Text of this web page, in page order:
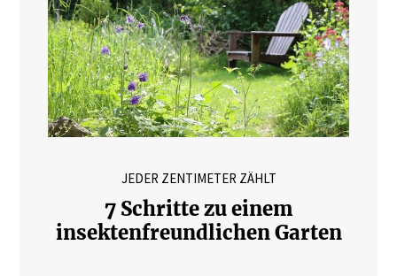
JEDER ZENTIMETER ZÄHLT
7 Schritte zu einem
insektenfreundlichen Garten